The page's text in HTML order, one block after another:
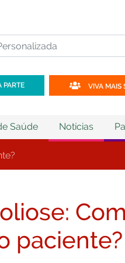
PARTE VIVA MAIS
Saúde Notícias
paciente?